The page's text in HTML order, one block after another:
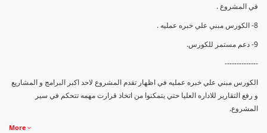
في المشروع .
8- الكورس مبني علي خبره عمليه .
9- دعم مستمر للكورس.
--------------
الكورس مبني علي خبره عمليه في اظهار تقدم المشروع لاحد اكبر البرامج و المشاريع
و رفع التقارير للاداره العليا حتي يتمكنوا من اتخاذ قرارت مهمه تتحكم في سير
المشروع.
More